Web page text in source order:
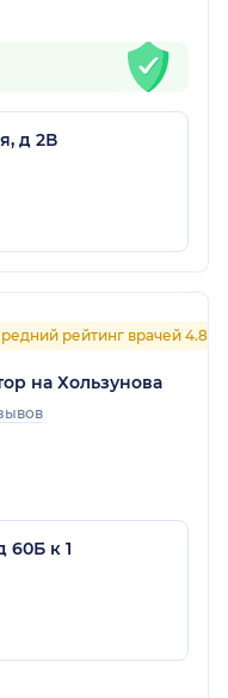
д 2В
рейтинг врачей 4.8
на Хользунова
60Б к 1